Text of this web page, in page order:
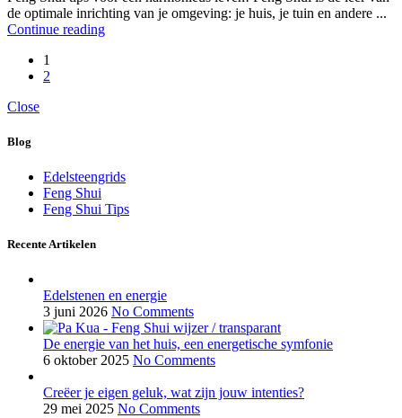
de optimale inrichting van je omgeving: je huis, je tuin en andere ...
Continue reading
1
2
Close
Blog
Edelsteengrids
Feng Shui
Feng Shui Tips
Recente Artikelen
Edelstenen en energie
3 juni 2026 No Comments
De energie van het huis, een energetische symfonie
6 oktober 2025 No Comments
Creëer je eigen geluk, wat zijn jouw intenties?
29 mei 2025 No Comments